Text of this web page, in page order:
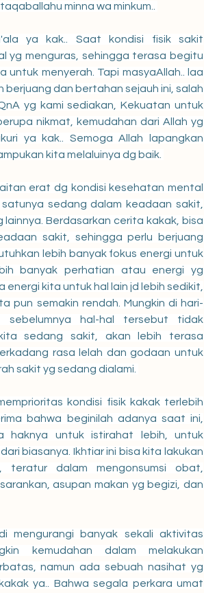
minna wa minkum..
ya kak.. Saat kondisi fisik sakit
yg menguras, sehingga terasa begitu
untuk menyerah. Tapi masyaAllah.. laa
berjuang dan bertahan sejauh ini, salah
yg kami sediakan, Kekuatan untuk
nikmat, kemudahan dari Allah yg
ya kak.. Semoga Allah lapangkan
kita melaluinya dg baik.
erat dg kondisi kesehatan mental
sedang dalam keadaan sakit,
lainnya. Berdasarkan cerita kakak, bisa
sakit, sehingga perlu berjuang
lebih banyak fokus energi untuk
banyak perhatian atau energi yg
energi kita untuk hal lain jd lebih sedikit,
pun semakin rendah. Mungkin di hari-
hal-hal tersebut tidak
sedang sakit, akan lebih terasa
rasa lelah dan godaan untuk
sakit yg sedang dialami.
kondisi fisik kakak terlebih
bahwa beginilah adanya saat ini,
haknya untuk istirahat lebih, untuk
biasanya. Ikhtiar ini bisa kita lakukan
dalam mengonsumsi obat,
asupan makan yg begizi, dan
mengurangi banyak sekali aktivitas
kemudahan dalam melakukan
namun ada sebuah nasihat yg
ya.. Bahwa segala perkara umat